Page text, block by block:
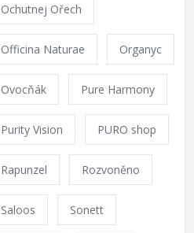
Ochutnej Ořech
Officina Naturae Organyc
Ovocňák Pure Harmony
Purity Vision PURO shop
Rapunzel Rozvoněno
Saloos Sonett